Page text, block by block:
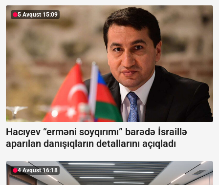
5 Avqust 15:09
Hacıyev “erməni soyqırımı” barədə İsraillə
aparılan danışıqların detallarını açıqladı
4 Avqust 16:18